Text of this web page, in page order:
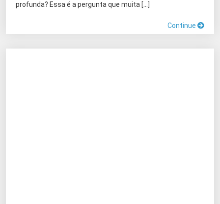
profunda? Essa é a pergunta que muita […]
Continue